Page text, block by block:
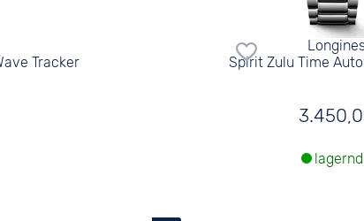
Tracker
Longines
Spirit Zulu Time
lagernd